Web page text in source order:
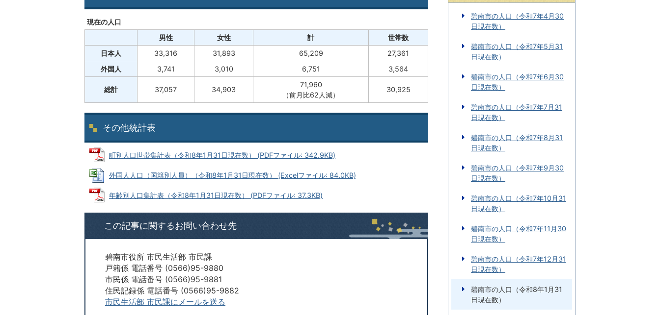
現在の人口
男性
女性 計
世帯数
日本人
33,316 31,893 65,209
27,361
外国人
3,741 3,010 6,751 3,564
総計 37,057 34,903
71,960
（前月比62人減）
30,925
その他統計表
町別人口世帯集計表（令和8年1月31日現在数） (PDFファイル: 342.9KB)
外国人人口（国籍別人員）（令和8年1月31日現在数） (Excelファイル: 84.0KB)
年齢別人口集計表（令和8年1月31日現在数） (PDFファイル: 37.3KB)
この記事に関するお問い合わせ先
碧南市役所 市民生活部 市民課
戸籍係 電話番号 (0566)95-9880
市民係 電話番号 (0566)95-9881
住民記録係 電話番号 (0566)95-9882
市民生活部 市民課にメールを送る
碧南市の人口（令和7年4月30
日現在数）
碧南市の人口（令和7年5月31
日現在数）
碧南市の人口（令和7年6月30
日現在数）
碧南市の人口（令和7年7月31
日現在数）
碧南市の人口（令和7年8月31
日現在数）
碧南市の人口（令和7年9月30
日現在数）
碧南市の人口（令和7年10月31
日現在数）
碧南市の人口（令和7年11月30
日現在数）
碧南市の人口（令和7年12月31
日現在数）
碧南市の人口（令和8年1月31
日現在数）